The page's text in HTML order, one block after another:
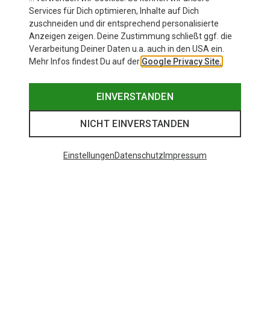
Services für Dich optimieren, Inhalte auf Dich
zuschneiden und dir entsprechend personalisierte
Anzeigen zeigen. Deine Zustimmung schließt ggf. die
Verarbeitung Deiner Daten u.a. auch in den USA ein.
Mehr Infos findest Du auf der Google Privacy Site.
EINVERSTANDEN
NICHT EINVERSTANDEN
EinstellungenDatenschutz Impressum